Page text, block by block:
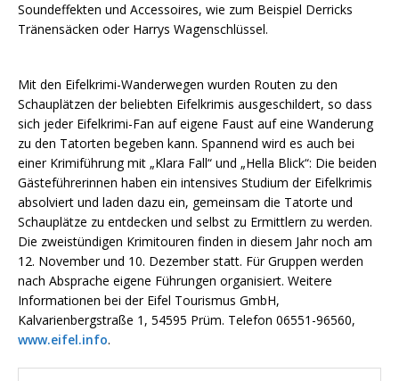
Soundeffekten und Accessoires, wie zum Beispiel Derricks
Tränensäcken oder Harrys Wagenschlüssel.
Mit den Eifelkrimi-Wanderwegen wurden Routen zu den
Schauplätzen der beliebten Eifelkrimis ausgeschildert, so dass
sich jeder Eifelkrimi-Fan auf eigene Faust auf eine Wanderung
zu den Tatorten begeben kann. Spannend wird es auch bei
einer Krimiführung mit „Klara Fall“ und „Hella Blick“: Die beiden
Gästeführerinnen haben ein intensives Studium der Eifelkrimis
absolviert und laden dazu ein, gemeinsam die Tatorte und
Schauplätze zu entdecken und selbst zu Ermittlern zu werden.
Die zweistündigen Krimitouren finden in diesem Jahr noch am
12. November und 10. Dezember statt. Für Gruppen werden
nach Absprache eigene Führungen organisiert. Weitere
Informationen bei der Eifel Tourismus GmbH,
Kalvarienbergstraße 1, 54595 Prüm. Telefon 06551-96560,
www.eifel.info.